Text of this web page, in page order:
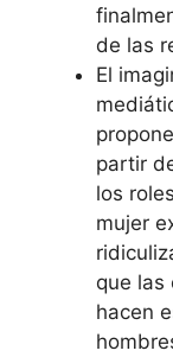
de las
El
partir
los
mujer
que las
hacen